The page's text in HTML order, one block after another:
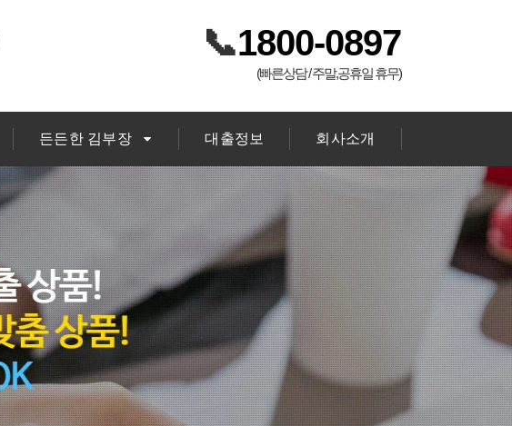
📞1800-0897
(빠른상담 / 주말,공휴일 휴무)
든든한 김부장 대출정보 회사소개